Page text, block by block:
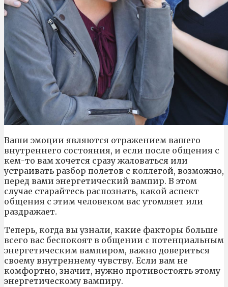
Ваши эмоции являются отражением вашего
внутреннего состояния, и если после общения с
кем-то вам хочется сразу жаловаться или
устраивать разбор полетов с коллегой, возможно,
перед вами энергетический вампир. В этом
случае старайтесь распознать, какой аспект
общения с этим человеком вас утомляет или
раздражает.
Теперь, когда вы узнали, какие факторы больше
всего вас беспокоят в общении с потенциальным
энергетическим вампиром, важно довериться
своему внутреннему чувству. Если вам не
комфортно, значит, нужно противостоять этому
энергетическому вампиру.